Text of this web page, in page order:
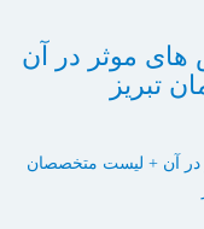
های موثر در آن
تبریز